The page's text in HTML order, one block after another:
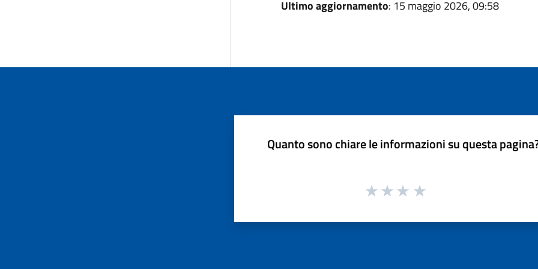
Ultimo aggiornamento: 15 maggio 2026, 09:58
Quanto sono chiare le informazioni su questa